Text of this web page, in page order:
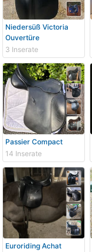
Niedersüß Victoria
Ouvertüre
3 Inserate
Passier Compact
14 Inserate
Euroriding Achat